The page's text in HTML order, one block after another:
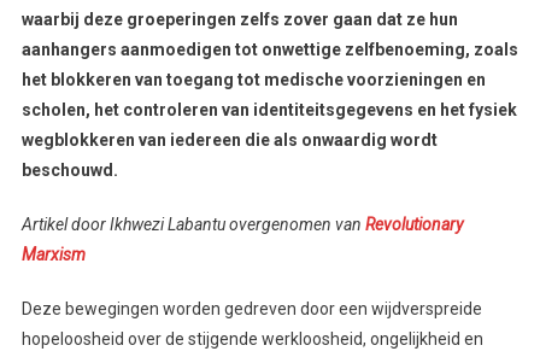
waarbij deze groeperingen zelfs zover gaan dat ze hun
aanhangers aanmoedigen tot onwettige zelfbenoeming, zoals
het blokkeren van toegang tot medische voorzieningen en
scholen, het controleren van identiteitsgegevens en het fysiek
wegblokkeren van iedereen die als onwaardig wordt
beschouwd.
Artikel door Ikhwezi Labantu overgenomen van Revolutionary
Marxism
Deze bewegingen worden gedreven door een wijdverspreide
hopeloosheid over de stijgende werkloosheid, ongelijkheid en